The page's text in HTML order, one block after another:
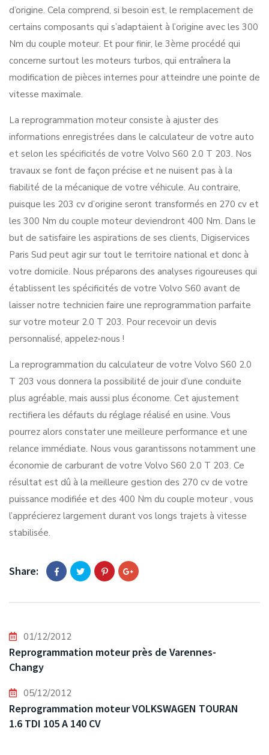
d’origine. Cela comprend, si besoin est, le remplacement de
certains composants qui s’adaptaient à l’origine avec les 300
Nm du couple moteur. Et pour finir, le 3ème procédé qui
concerne surtout les moteurs turbos, qui entraînera la
modification de pièces internes pour atteindre une pointe de
vitesse maximale.
La reprogrammation moteur consiste à ajuster des
informations enregistrées dans le calculateur de votre auto
et selon les spécificités de votre Volvo S60 2.0 T 203. Nos
travaux se font de façon précise et ne nuisent pas à la
fiabilité de la mécanique de votre véhicule. Au contraire,
puisque les 203 cv d’origine seront transformés en 270 cv et
les 300 Nm du couple moteur deviendront 400 Nm. Dans le
but de satisfaire les aspirations de ses clients, Digiservices
Paris Sud peut agir sur tout le territoire national et donc à
votre domicile. Nous préparons des analyses rigoureuses qui
établissent les spécificités de votre Volvo S60 avant de
laisser notre technicien faire une reprogrammation parfaite
sur votre moteur 2.0 T 203. Pour recevoir un devis
personnalisé, appelez-nous !
La reprogrammation du calculateur de votre Volvo S60 2.0
T 203 vous donnera la possibilité de jouir d’une conduite
plus agréable, mais aussi plus économe. Cet ajustement
rectifiera les défauts du réglage réalisé en usine. Vous
pourrez alors constater une meilleure performance et une
relance immédiate. Nous vous garantissons notamment une
économie de carburant de votre Volvo S60 2.0 T 203. Ce
résultat est dû à la meilleure gestion des 270 cv de votre
puissance modifiée et des 400 Nm du couple moteur , vous
l’apprécierez largement durant vos longs trajets à vitesse
stabilisée.
Share:
01/12/2012
Reprogrammation moteur près de Varennes-
Changy
05/12/2012
Reprogrammation moteur VOLKSWAGEN TOURAN
1.6 TDI 105 A 140 CV